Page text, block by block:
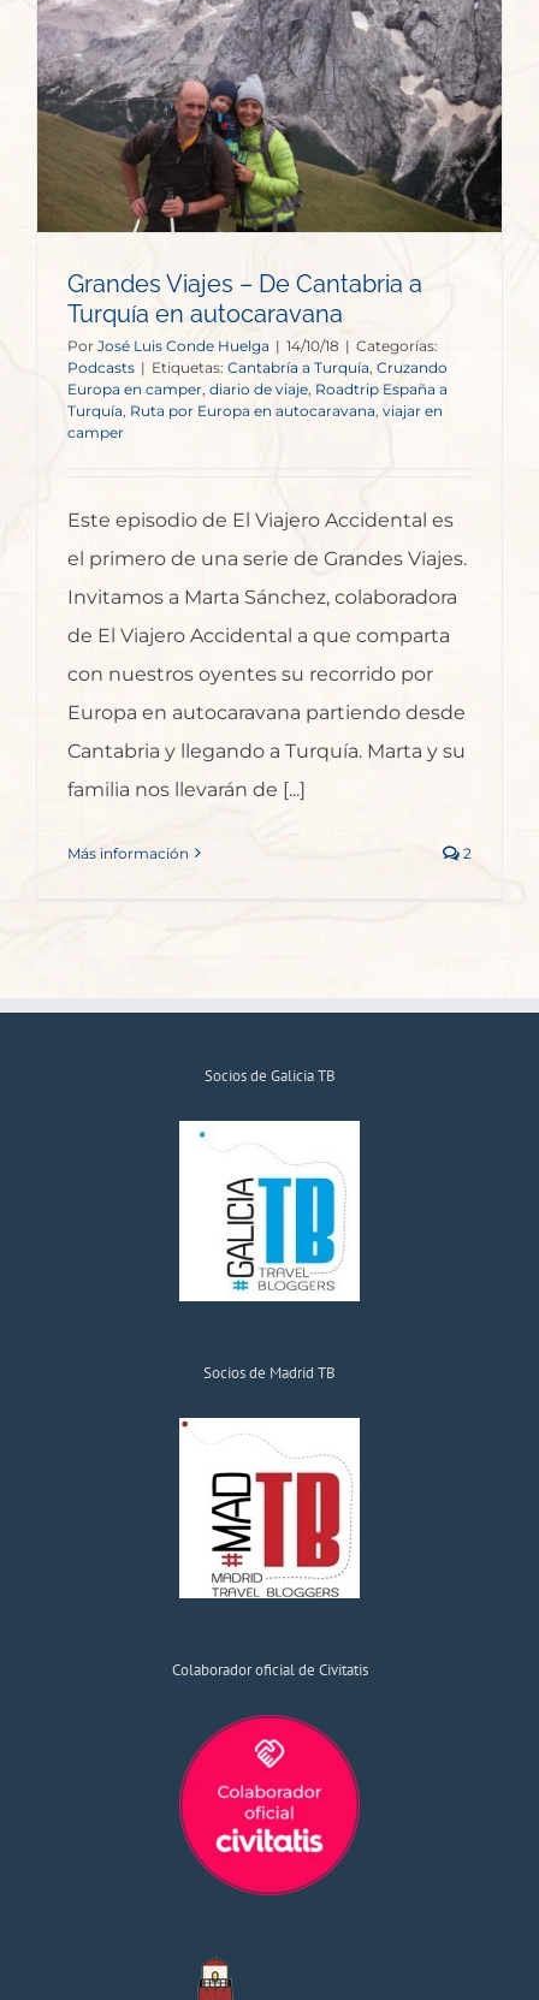
Grandes Viajes – De Cantabria a
Turquía en autocaravana
Por José Luis Conde Huelga | 14/10/18 | Categorías:
Podcasts | Etiquetas: Cantabría a Turquía Cruzando
Europa en camper, diario de viaje, Roadtrip España a
Turquía Ruta por Europa en autocaravana, viajar en
camper
Este episodio de El Viajero Accidental es
el primero de una serie de Grandes Viajes.
Invitamos a Marta Sánchez, colaboradora
de El Viajero Accidental a que comparta
con nuestros oyentes su recorrido por
Europa en autocaravana partiendo desde
Cantabria y llegando a Turquía. Marta y su
familia nos llevarán de [...]
Más información 2
Socios de Galicia TB
Socios de Madrid TB
Colaborador oficial de Civitatis